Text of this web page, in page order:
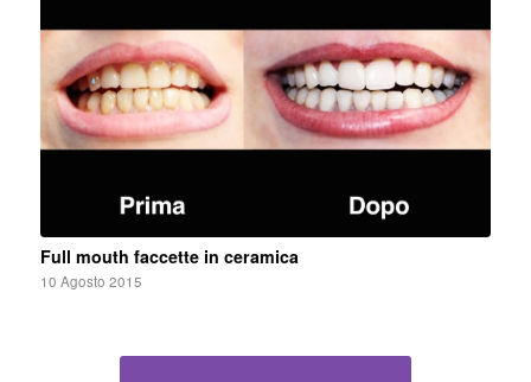
Full mouth faccette in ceramica
10 Agosto 2015